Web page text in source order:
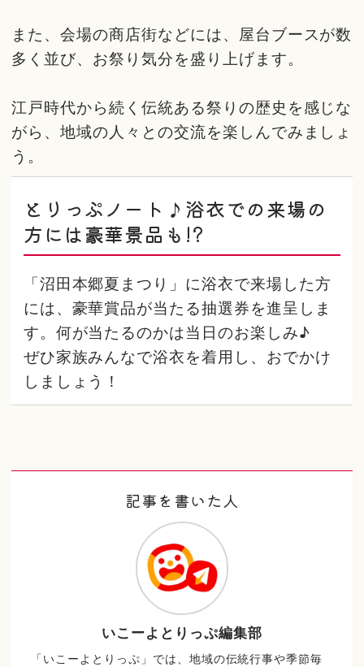
また、会場の商店街などには、屋台ブースが数
多く並び、お祭り気分を盛り上げます。
江戸時代から続く伝統ある祭りの歴史を感じな
がら、地域の人々との交流を楽しんでみましょ
う。
とりっぷノート♪浴衣での来場の
方には豪華景品も!?
「沼田本郷夏まつり」に浴衣で来場した方
には、豪華賞品が当たる抽選券を進呈しま
す。何が当たるのかは当日のお楽しみ♪
ぜひ家族みんなで浴衣を着用し、おでかけ
しましょう！
記事を書いた人
いこーよとりっぷ編集部
「いこーよとりっぷ」では、地域の伝統行事や季節毎